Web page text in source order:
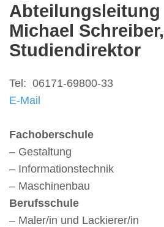
Abteilungsleitung
Michael Schreiber,
Studiendirektor
Tel: 06171-69800-33
E-Mail
Fachoberschule
– Gestaltung
– Informationstechnik
– Maschinenbau
Berufsschule
– Maler/in und Lackierer/in